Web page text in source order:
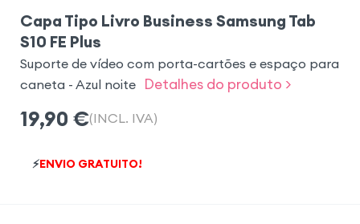
Capa Tipo Livro Business Samsung Tab
S10 FE Plus
Suporte de vídeo com porta-cartões e espaço para
caneta - Azul noite
Detalhes do produto >
19,90 €(INCL. IVA)
⚡ENVIO GRATUITO!